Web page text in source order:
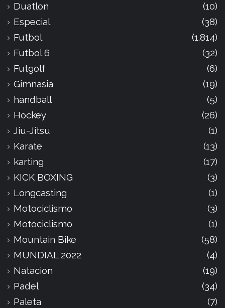
Duatlon
(10)
Especial
(38)
Futbol
(1.814)
Futbol 6
(32)
Futgolf
(6)
Gimnasia
(19)
handball
(5)
Hockey
(26)
Jiu-Jitsu
(1)
Karate
(13)
karting
(17)
KICK BOXING
(3)
Longcasting
(1)
Motociclismo
(3)
Motociclismo
(1)
Mountain Bike
(58)
MUNDIAL 2022
(4)
Natacion
(19)
Padel
(34)
Paleta
(7)